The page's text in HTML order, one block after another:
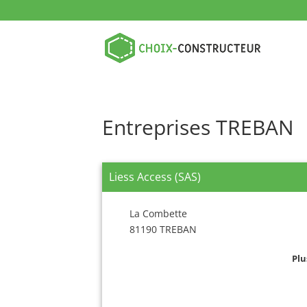
Entreprises TREBAN
Liess Access (SAS)
La Combette
81190 TREBAN